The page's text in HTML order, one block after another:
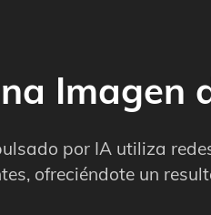
Imagen
por IA utiliza
ofreciéndote un